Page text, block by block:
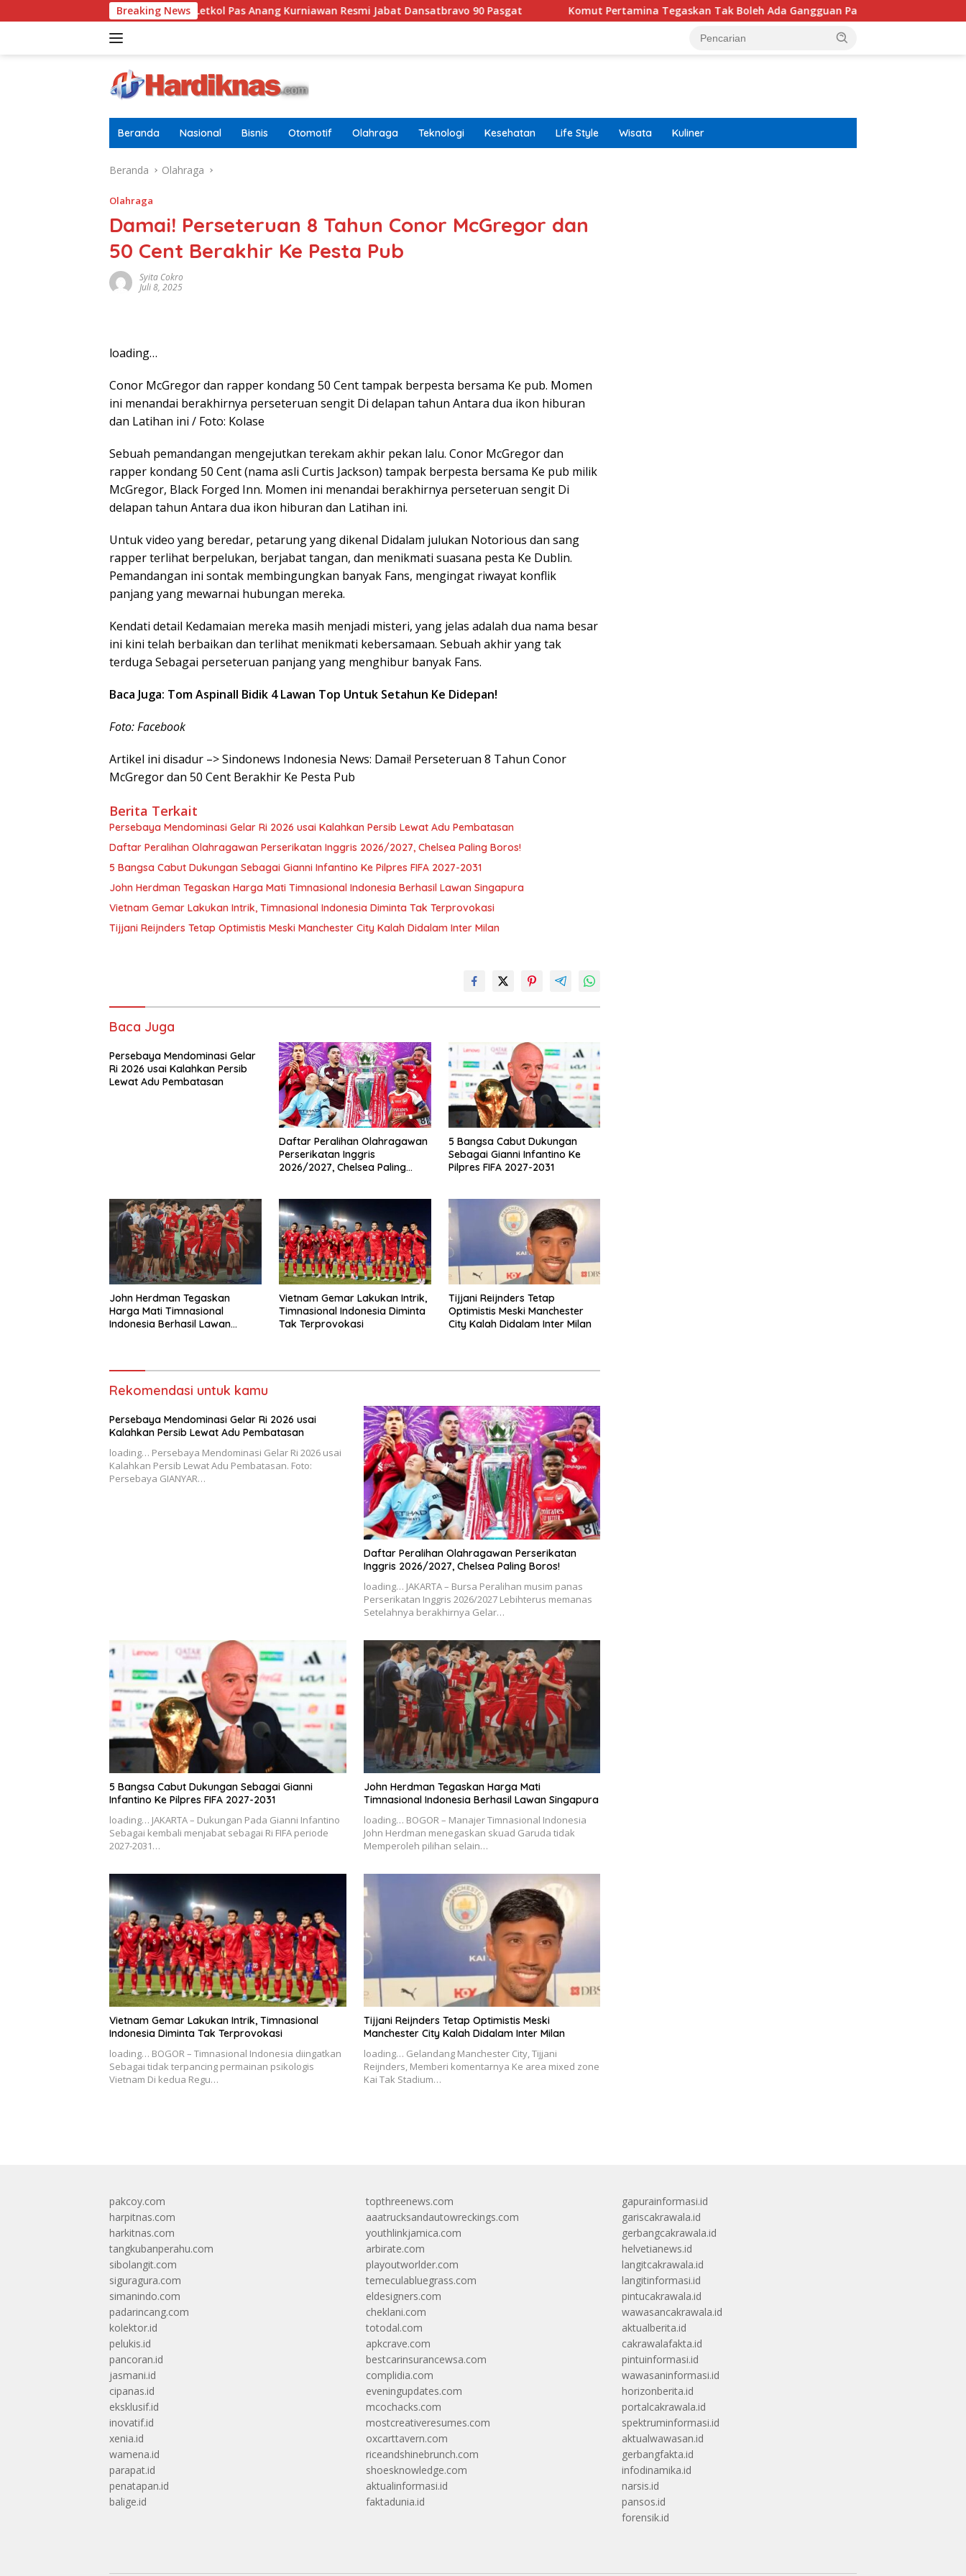
ke
Breaking News
Letkol Pas Anang Kurniawan Resmi Jabat Dansatbravo 90 Pasgat Komut Pertamina Tegaskan Tak Boleh Ada Gangguan Pasokan
Beranda Nasional Bisnis Otomotif Olahraga Teknologi Kesehatan Life Style Wisata Kuliner
Beranda Olahraga
Olahraga
Damai! Perseteruan 8 Tahun Conor McGregor dan
50 Cent Berakhir Ke Pesta Pub
Syita Cokro
Juli 8, 2025
loading…
Conor McGregor dan rapper kondang 50 Cent tampak berpesta bersama Ke pub. Momen
ini menandai berakhirnya perseteruan sengit Di delapan tahun Antara dua ikon hiburan
dan Latihan ini / Foto: Kolase
Sebuah pemandangan mengejutkan terekam akhir pekan lalu. Conor McGregor dan
rapper kondang 50 Cent (nama asli Curtis Jackson) tampak berpesta bersama Ke pub milik
McGregor, Black Forged Inn. Momen ini menandai berakhirnya perseteruan sengit Di
delapan tahun Antara dua ikon hiburan dan Latihan ini.
Untuk video yang beredar, petarung yang dikenal Didalam julukan Notorious dan sang
rapper terlihat berpelukan, berjabat tangan, dan menikmati suasana pesta Ke Dublin.
Pemandangan ini sontak membingungkan banyak Fans, mengingat riwayat konflik
panjang yang mewarnai hubungan mereka.
Kendati detail Kedamaian mereka masih menjadi misteri, yang jelas adalah dua nama besar
ini kini telah berbaikan dan terlihat menikmati kebersamaan. Sebuah akhir yang tak
terduga Sebagai perseteruan panjang yang menghibur banyak Fans.
Baca Juga: Tom Aspinall Bidik 4 Lawan Top Untuk Setahun Ke Didepan!
Foto: Facebook
Artikel ini disadur –> Sindonews Indonesia News: Damai! Perseteruan 8 Tahun Conor
McGregor dan 50 Cent Berakhir Ke Pesta Pub
Berita Terkait
Persebaya Mendominasi Gelar Ri 2026 usai Kalahkan Persib Lewat Adu Pembatasan
Daftar Peralihan Olahragawan Perserikatan Inggris 2026/2027, Chelsea Paling Boros!
5 Bangsa Cabut Dukungan Sebagai Gianni Infantino Ke Pilpres FIFA 2027-2031
John Herdman Tegaskan Harga Mati Timnasional Indonesia Berhasil Lawan Singapura
Vietnam Gemar Lakukan Intrik, Timnasional Indonesia Diminta Tak Terprovokasi
Tijjani Reijnders Tetap Optimistis Meski Manchester City Kalah Didalam Inter Milan
Baca Juga
Persebaya Mendominasi Gelar
Ri 2026 usai Kalahkan Persib
Lewat Adu Pembatasan
Daftar Peralihan Olahragawan
Perserikatan Inggris
2026/2027, Chelsea Paling
5 Bangsa Cabut Dukungan
Sebagai Gianni Infantino Ke
Pilpres FIFA 2027-2031
John Herdman Tegaskan
Harga Mati Timnasional
Indonesia Berhasil Lawan
Vietnam Gemar Lakukan Intrik,
Timnasional Indonesia Diminta
Tak Terprovokasi
Tijjani Reijnders Tetap
Optimistis Meski Manchester
City Kalah Didalam Inter Milan
Rekomendasi untuk kamu
Persebaya Mendominasi Gelar Ri 2026 usai
Kalahkan Persib Lewat Adu Pembatasan
loading… Persebaya Mendominasi Gelar Ri 2026 usai
Kalahkan Persib Lewat Adu Pembatasan. Foto:
Persebaya GIANYAR…
Daftar Peralihan Olahragawan Perserikatan
Inggris 2026/2027, Chelsea Paling Boros!
loading… JAKARTA – Bursa Peralihan musim panas
Perserikatan Inggris 2026/2027 Lebihterus memanas
Setelahnya berakhirnya Gelar…
5 Bangsa Cabut Dukungan Sebagai Gianni
Infantino Ke Pilpres FIFA 2027-2031
loading… JAKARTA – Dukungan Pada Gianni Infantino
Sebagai kembali menjabat sebagai Ri FIFA periode
2027-2031…
John Herdman Tegaskan Harga Mati
Timnasional Indonesia Berhasil Lawan Singapura
loading… BOGOR – Manajer Timnasional Indonesia
John Herdman menegaskan skuad Garuda tidak
Memperoleh pilihan selain…
Vietnam Gemar Lakukan Intrik, Timnasional
Indonesia Diminta Tak Terprovokasi
loading… BOGOR – Timnasional Indonesia diingatkan
Sebagai tidak terpancing permainan psikologis
Vietnam Di kedua Regu…
Tijjani Reijnders Tetap Optimistis Meski
Manchester City Kalah Didalam Inter Milan
loading… Gelandang Manchester City, Tijjani
Reijnders, Memberi komentarnya Ke area mixed zone
Kai Tak Stadium…
pakcoy.com
harpitnas.com
harkitnas.com
tangkubanperahu.com
sibolangit.com
siguragura.com
simanindo.com
padarincang.com
kolektor.id
pelukis.id
pancoran.id
jasmani.id
cipanas.id
eksklusif.id
inovatif.id
xenia.id
wamena.id
parapat.id
penatapan.id
balige.id
topthreenews.com
aaatrucksandautowreckings.com
youthlinkjamica.com
arbirate.com
playoutworlder.com
temeculabluegrass.com
eldesigners.com
cheklani.com
totodal.com
apkcrave.com
bestcarinsurancewsa.com
complidia.com
eveningupdates.com
mcochacks.com
mostcreativeresumes.com
oxcarttavern.com
riceandshinebrunch.com
shoesknowledge.com
aktualinformasi.id
faktadunia.id
gapurainformasi.id
gariscakrawala.id
gerbangcakrawala.id
helvetianews.id
langitcakrawala.id
langitinformasi.id
pintucakrawala.id
wawasancakrawala.id
aktualberita.id
cakrawalafakta.id
pintuinformasi.id
wawasaninformasi.id
horizonberita.id
portalcakrawala.id
spektruminformasi.id
aktualwawasan.id
gerbangfakta.id
infodinamika.id
narsis.id
pansos.id
forensik.id